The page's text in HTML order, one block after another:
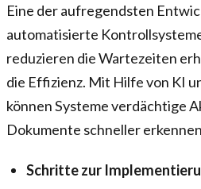
Eine der aufregendsten
automatisierte
reduzieren die Wartezeiten
die Effizienz. Mit Hilfe von KI
können Systeme verdächtige
Dokumente schneller
Schritte zur